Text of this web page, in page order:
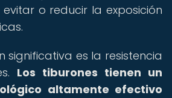
o reducir la exposición
es la resistencia
Los tiburones tienen un
altamente efectivo